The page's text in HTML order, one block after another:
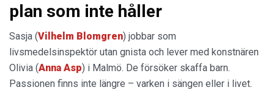
plan som inte håller
Sasja (Vilhelm Blomgren) jobbar som
livsmedelsinspektör utan gnista och lever med konstnären
Olivia (Anna Asp) i Malmö. De försöker skaffa barn.
Passionen finns inte längre – varken i sängen eller i livet.